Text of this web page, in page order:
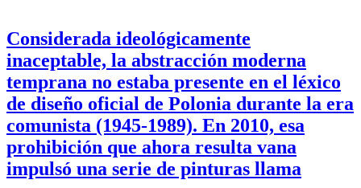
tejidos
históricos.
Antaño
una
valiosa
pieza
de
lujo,
el
encaje
era
Millán
basó
su
película
experimental
en
los
extensos
debates
sobre
libertad
Considerada ideológicamente
inaceptable, la abstracción moderna
temprana no estaba presente en el léxico
de diseño oficial de Polonia durante la era
comunista (1945-1989). En 2010, esa
prohibición que ahora resulta vana
impulsó una serie de pinturas llama